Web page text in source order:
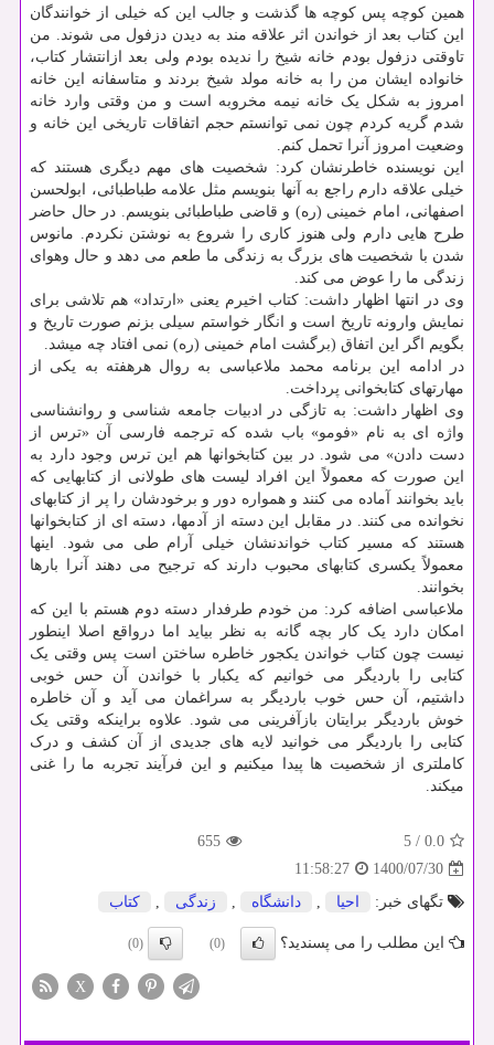
همین کوچه پس کوچه ها گذشت و جالب این که خیلی از خوانندگان
این کتاب بعد از خواندن اثر علاقه مند به دیدن دزفول می شوند. من
تاوقتی دزفول بودم خانه شیخ را ندیده بودم ولی بعد ازانتشار کتاب،
خانواده ایشان من را به خانه مولد شیخ بردند و متاسفانه این خانه
امروز به شکل یک خانه نیمه مخروبه است و من وقتی وارد خانه
شدم گریه کردم چون نمی توانستم حجم اتفاقات تاریخی این خانه و
وضعیت امروز آنرا تحمل کنم.
این نویسنده خاطرنشان کرد: شخصیت های مهم دیگری هستند که
خیلی علاقه دارم راجع به آنها بنویسم مثل علامه طباطبائی، ابولحسن
اصفهانی، امام خمینی (ره) و قاضی طباطبائی بنویسم. در حال حاضر
طرح هایی دارم ولی هنوز کاری را شروع به نوشتن نکردم. مانوس
شدن با شخصیت های بزرگ به زندگی ما طعم می دهد و حال وهوای
زندگی ما را عوض می کند.
وی در انتها اظهار داشت: کتاب اخیرم یعنی «ارتداد» هم تلاشی برای
نمایش وارونه تاریخ است و انگار خواستم سیلی بزنم صورت تاریخ و
بگویم اگر این اتفاق (برگشت امام خمینی (ره) نمی افتاد چه میشد.
در ادامه این برنامه محمد ملاعباسی به روال هرهفته به یکی از
مهارتهای کتابخوانی پرداخت.
وی اظهار داشت: به تازگی در ادبیات جامعه شناسی و روانشناسی
واژه ای به نام «فومو» باب شده که ترجمه فارسی آن «ترس از
دست دادن» می شود. در بین کتابخوانها هم این ترس وجود دارد به
این صورت که معمولاً این افراد لیست های طولانی از کتابهایی که
باید بخوانند آماده می کنند و همواره دور و برخودشان را پر از کتابهای
نخوانده می کنند. در مقابل این دسته از آدمها، دسته ای از کتابخوانها
هستند که مسیر کتاب خواندنشان خیلی آرام طی می شود. اینها
معمولاً یکسری کتابهای محبوب دارند که ترجیح می دهند آنرا بارها
بخوانند.
ملاعباسی اضافه کرد: من خودم طرفدار دسته دوم هستم با این که
امکان دارد یک کار بچه گانه به نظر بیاید اما درواقع اصلا اینطور
نیست چون کتاب خواندن یکجور خاطره ساختن است پس وقتی یک
کتابی را باردیگر می خوانیم که یکبار با خواندن آن حس خوبی
داشتیم، آن حس خوب باردیگر به سراغمان می آید و آن خاطره
خوش باردیگر برایتان بازآفرینی می شود. علاوه براینکه وقتی یک
کتابی را باردیگر می خوانید لایه های جدیدی از آن کشف و درک
کاملتری از شخصیت ها پیدا میکنیم و این فرآیند تجربه ما را غنی
میکند.
0.0
/
5
655
1400/07/30
11:58:27
تگهای خبر:
احیا , دانشگاه , زندگی , كتاب
این مطلب را می پسندید؟ (0)
(0)
X